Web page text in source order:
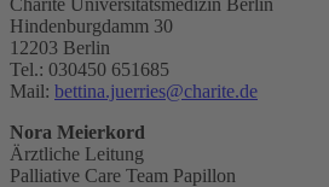
Charité Universitätsmedizin Berlin
Hindenburgdamm 30
12203 Berlin
Tel.: 030450 651685
Mail: bettina.juerries@charite.de
Nora Meierkord
Ärztliche Leitung
Palliative Care Team Papillon